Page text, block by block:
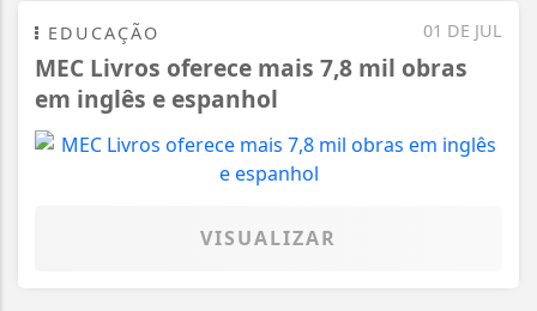
01 DE JUL
EDUCAÇÃO
MEC Livros oferece mais 7,8 mil obras
em inglês e espanhol
VISUALIZAR